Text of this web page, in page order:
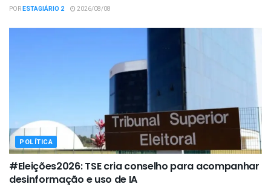
PORESTAGIÁRIO 2 2026/08/08
POLÍTICA
#Eleições2026: TSE cria conselho para acompanhar
desinformação e uso de IA